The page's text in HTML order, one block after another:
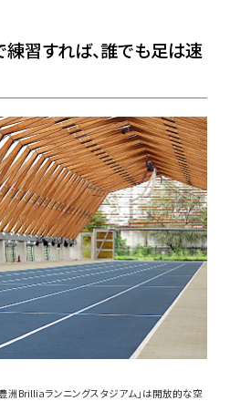
習すれば、誰でも足は速
洲Brilliaランニングスタジアム」は開放的な空